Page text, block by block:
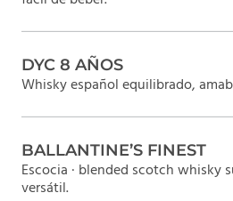
DYC 8 AÑOS
Whisky español equilibrado,
BALLANTINE’S FINEST
Escocia · blended scotch whisky
versátil.